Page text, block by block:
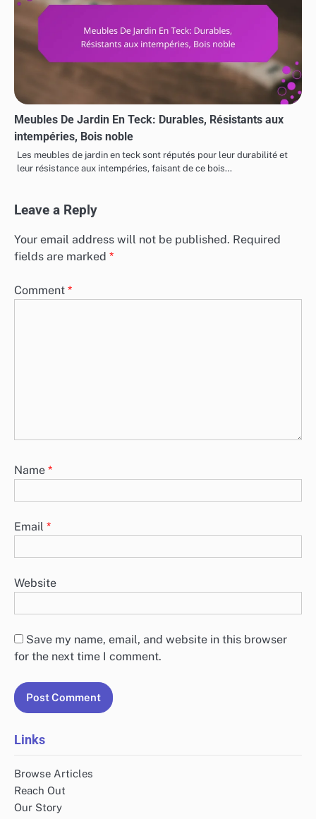
Meubles De Jardin En Teck: Durables, Résistants aux
intempéries, Bois noble
Les meubles de jardin en teck sont réputés pour leur durabilité et
leur résistance aux intempéries, faisant de ce bois…
Leave a Reply
Your email address will not be published. Required
fields are marked *
Comment *
Name *
Email *
Website
Save my name, email, and website in this browser
for the next time I comment.
Links
Browse Articles
Reach Out
Our Story